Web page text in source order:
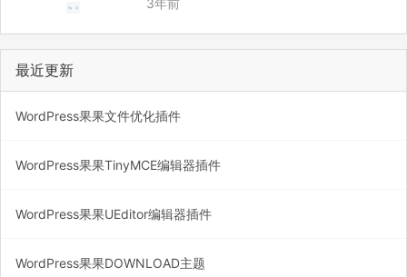
t –orphan latest_branch 添加当前所有文件
3年前
最近更新
WordPress果果文件优化插件
WordPress果果TinyMCE编辑器插件
WordPress果果UEditor编辑器插件
WordPress果果DOWNLOAD主题